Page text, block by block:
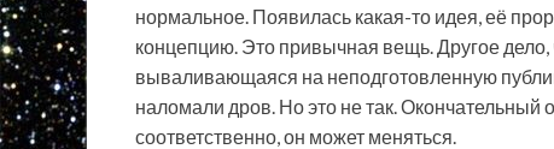
нормальное. Появилась какая-то идея, её
концепцию. Это привычная вещь. Другое
вываливающаяся на неподготовленную
наломали дров. Но это не так. Окончательный
соответственно, он может меняться.